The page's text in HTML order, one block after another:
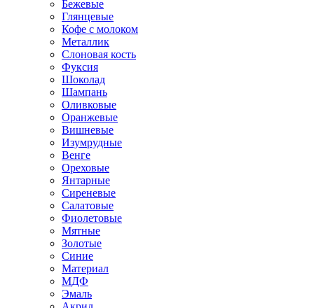
Бежевые
Глянцевые
Кофе с молоком
Металлик
Слоновая кость
Фуксия
Шоколад
Шампань
Оливковые
Оранжевые
Вишневые
Изумрудные
Венге
Ореховые
Янтарные
Сиреневые
Салатовые
Фиолетовые
Мятные
Золотые
Синие
Материал
МДФ
Эмаль